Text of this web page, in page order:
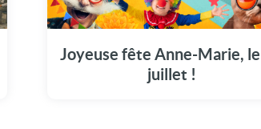
Joyeuse fête Anne-Marie,
juillet !
Le 26 juillet, joignez-vous à la fête en
Anne-Marie.